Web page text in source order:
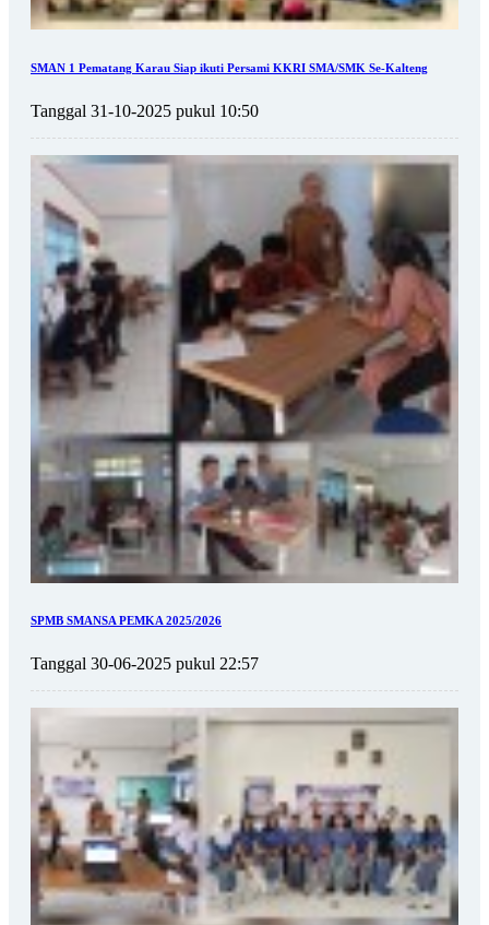
SMAN 1 Pematang Karau Siap ikuti Persami KKRI SMA/SMK Se-Kalteng
Tanggal 31-10-2025 pukul 10:50
SPMB SMANSA PEMKA 2025/2026
Tanggal 30-06-2025 pukul 22:57